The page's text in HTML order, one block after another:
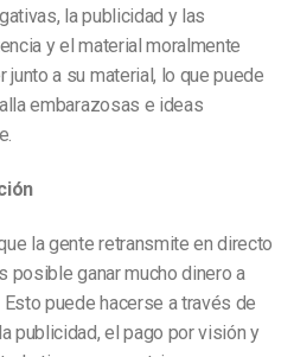
la publicidad y las
y el material moralmente
junto a su material, lo que puede
embarazosas e ideas
la gente retransmite en directo
posible ganar mucho dinero a
puede hacerse a través de
publicidad, el pago por visión y